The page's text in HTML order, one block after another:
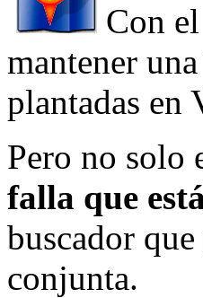
Con
mantener
plantadas en
Pero no solo
falla que
buscador
conjunta.